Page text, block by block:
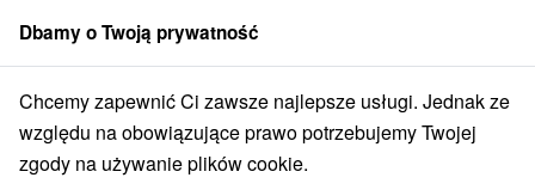
członek grupySorger
Slovensko Prešovský kraj Lipovce Jaskinia Zła Dziura
Jaskinia Zła Dziura
Dbamy o Twoją prywatność
Chcemy zapewnić Ci zawsze najlepsze usługi. Jednak ze
względu na obowiązujące prawo potrzebujemy Twojej
zgody na używanie plików cookie.